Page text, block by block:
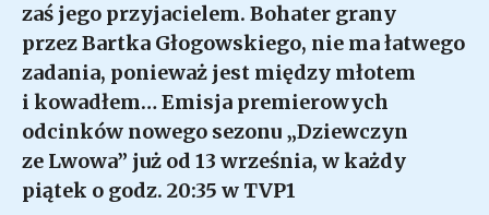
zaś jego przyjacielem. Bohater grany
przez Bartka Głogowskiego, nie ma łatwego
zadania, ponieważ jest między młotem
i kowadłem… Emisja premierowych
odcinków nowego sezonu „Dziewczyn
ze Lwowa” już od 13 września, w każdy
piątek o godz. 20:35 w TVP1